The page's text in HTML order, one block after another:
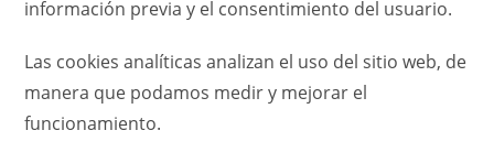
información previa y el consentimiento del usuario.
Las cookies analíticas analizan el uso del sitio web, de
manera que podamos medir y mejorar el
funcionamiento.